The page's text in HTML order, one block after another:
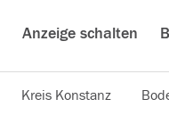
Anzeige schalten
Kreis Konstanz